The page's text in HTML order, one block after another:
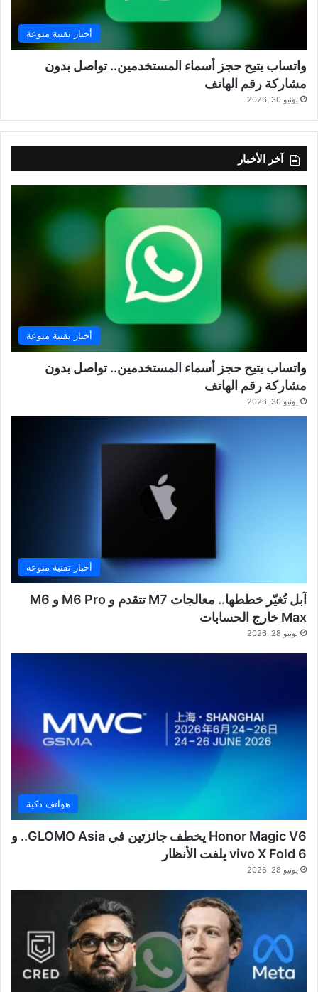
أخبار تقنية منوعة
واتساب يتيح حجز أسماء المستخدمين.. تواصل بدون
مشاركة رقم الهاتف
يونيو 30, 2026
آخر الأخبار
أخبار تقنية منوعة
واتساب يتيح حجز أسماء المستخدمين.. تواصل بدون
مشاركة رقم الهاتف
يونيو 30, 2026
أخبار تقنية منوعة
آبل تُغيّر خططها.. معالجات M7 تتقدم و M6 Pro و M6
Max خارج الحسابات
يونيو 28, 2026
هواتف ذكية
Honor Magic V6 يخطف جائزتين في GLOMO Asia.. و
vivo X Fold 6 يلفت الأنظار
يونيو 28, 2026